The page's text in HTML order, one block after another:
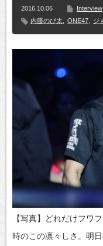
2016.10.06 Interview
内藤のび太
ONE47 ジ
【写真】どれだけフワ
時のこの凛々しさ。明